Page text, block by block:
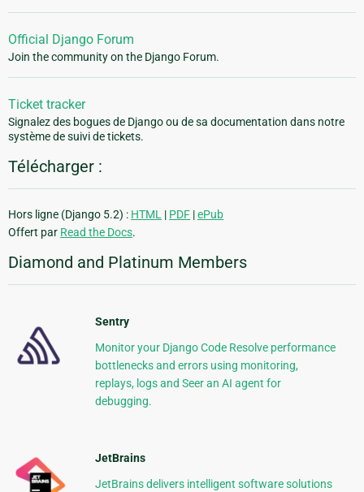
Official Django Forum
Join the community on the Django Forum.
Ticket tracker
Signalez des bogues de Django ou de sa documentation dans notre
système de suivi de tickets.
Télécharger :
Hors ligne (Django 5.2) : HTML | PDF |ePub
Offert par Read the Docs.
Diamond and Platinum Members
Sentry
Monitor your Django Code Resolve performance
bottlenecks and errors using monitoring,
replays, logs and Seer an AI agent for
debugging.
JetBrains
JetBrains delivers intelligent software solutions